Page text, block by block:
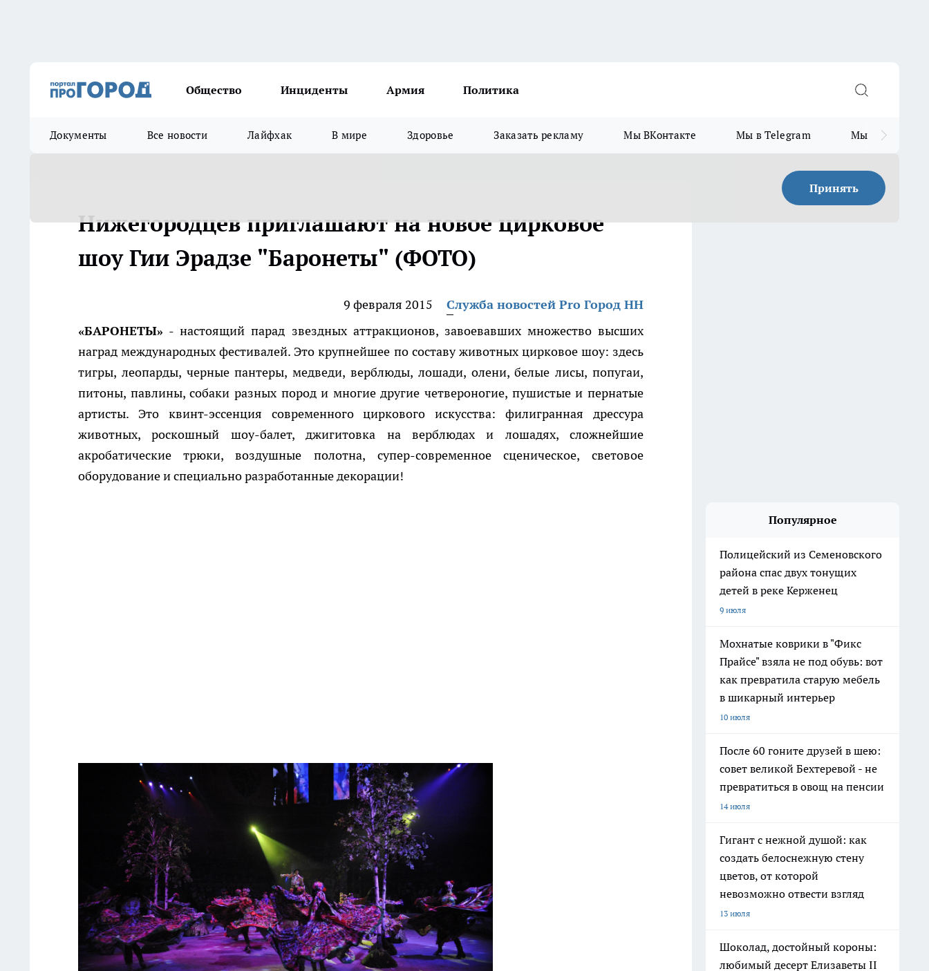
Общество Инциденты Армия Политика
Документы Все новости Лайфхак В мире Здоровье Заказать рекламу Мы ВКонтакте Мы в Telegram Мы в MAX
Принять
Нижегородцев приглашают на новое цирковое
шоу Гии Эрадзе "Баронеты" (ФОТО)
9 февраля 2015
Служба новостей Pro Город НН
«БАРОНЕТЫ» - настоящий парад звездных аттракционов, завоевавших множество высших
наград международных фестивалей. Это крупнейшее по составу животных цирковое шоу: здесь
тигры, леопарды, черные пантеры, медведи, верблюды, лошади, олени, белые лисы, попугаи,
питоны, павлины, собаки разных пород и многие другие четвероногие, пушистые и пернатые
артисты. Это квинт-эссенция современного циркового искусства: филигранная дрессура
животных, роскошный шоу-балет, джигитовка на верблюдах и лошадях, сложнейшие
акробатические трюки, воздушные полотна, супер-современное сценическое, световое
оборудование и специально разработанные декорации!
Популярное
Полицейский из Семеновского
района спас двух тонущих
детей в реке Керженец
9 июля
Мохнатые коврики в "Фикс
Прайсе" взяла не под обувь: вот
как превратила старую мебель
в шикарный интерьер
10 июля
После 60 гоните друзей в шею:
совет великой Бехтеревой - не
превратиться в овощ на пенсии
14 июля
Гигант с нежной душой: как
создать белоснежную стену
цветов, от которой
невозможно отвести взгляд
13 июля
Шоколад, достойный короны:
любимый десерт Елизаветы II